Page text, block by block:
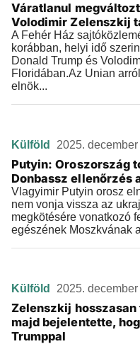
Váratlanul
Volodimir Zelenszkij
A Fehér Ház
korábban, helyi idő
Donald Trump és
Floridában.Az Unian
elnök...
Külföld 2025.
Putyin: Oroszország
Donbassz ellenőrzés
Vlagyimir Putyin orosz
nem vonja vissza az
megkötésére vonatkozó
egészének Moszkvának
Külföld 2025.
Zelenszkij
majd bejelentette,
Trumppal